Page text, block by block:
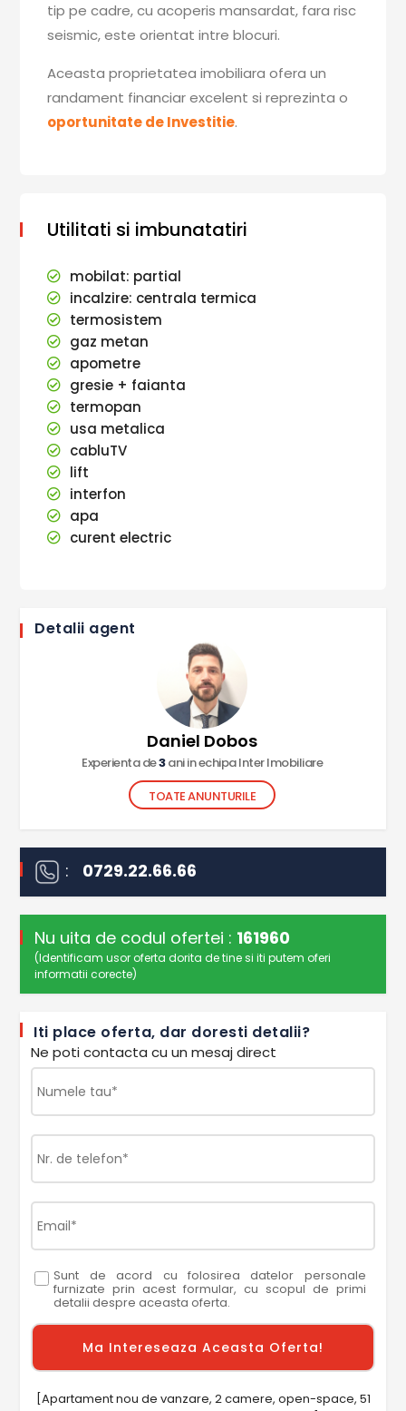
tip pe cadre, cu acoperis mansardat, fara risc
seismic, este orientat intre blocuri.
Aceasta proprietatea imobiliara ofera un
randament financiar excelent si reprezinta o
oportunitate de Investitie.
Utilitati si imbunatatiri
mobilat: partial
incalzire: centrala termica
termosistem
gaz metan
apometre
gresie + faianta
termopan
usa metalica
cabluTV
lift
interfon
apa
curent electric
Detalii agent
Daniel Dobos
Experienta de3ani in echipa Inter Imobiliare
TOATE ANUNTURILE
: 0729.22.66.66
Nu uita de codul ofertei : 161960
(Identificam usor oferta dorita de tine si iti putem oferi
informatii corecte)
Iti place oferta, dar doresti detalii?
Ne poti contacta cu un mesaj direct
Sunt de acord cu folosirea datelor personale
furnizate prin acest formular, cu scopul de primi
detalii despre aceasta oferta.
[Apartament nou de vanzare, 2 camere, open-space, 51